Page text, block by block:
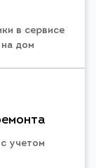
в сервисе
дом
учетом